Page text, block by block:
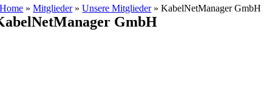
Home »Mitglieder»Unsere Mitglieder»KabelNetManager GmbH
GmbH